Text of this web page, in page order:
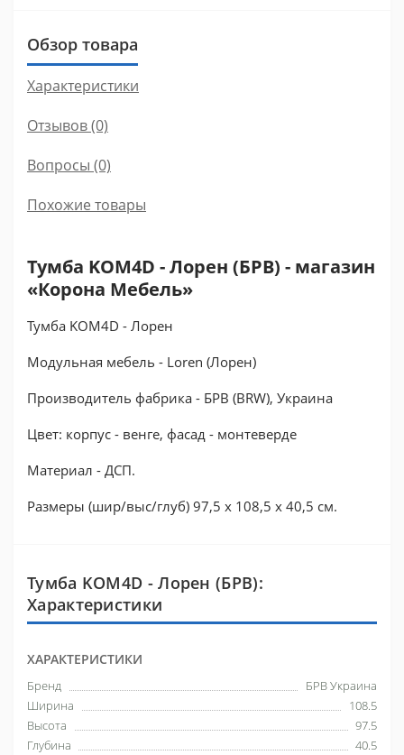
Обзор товара
Характеристики
Отзывов (0)
Вопросы (0)
Похожие товары
Тумба KOM4D - Лорен (БРВ) - магазин
«Корона Мебель»
Тумба KOM4D - Лорен
Модульная мебель - Loren (Лорен)
Производитель фабрика - БРВ (BRW), Украина
Цвет: корпус - венге, фасад - монтеверде
Материал - ДСП.
Размеры (шир/выс/глуб) 97,5 x 108,5 x 40,5 см.
Тумба KOM4D - Лорен (БРВ):
Характеристики
ХАРАКТЕРИСТИКИ
Бренд
БРВ Украина
Ширина
108.5
Высота
97.5
Глубина
40.5